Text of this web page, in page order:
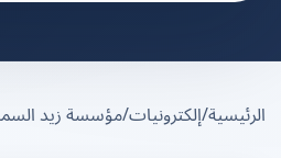
/إلكترونيات/مؤسسة زيد السمحان